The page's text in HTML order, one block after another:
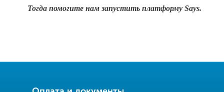
Тогда помогите нам запустить платформу Says.